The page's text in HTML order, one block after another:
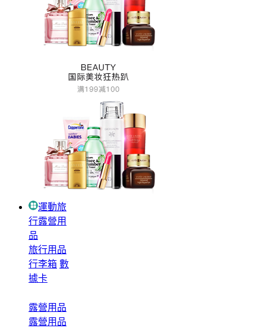
運動旅
行露營用
品
旅行用品
行李箱 數
據卡
露營用品
露營用品